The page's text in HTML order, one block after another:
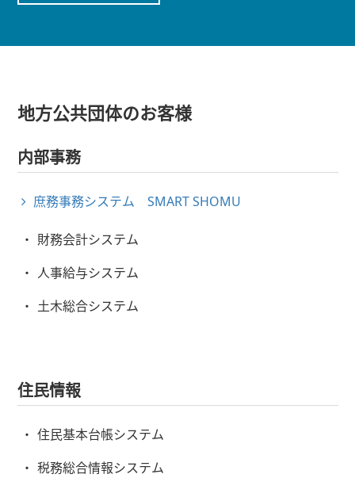
地方公共団体のお客様
内部事務
庶務事務システム SMART SHOMU
財務会計システム
人事給与システム
土木総合システム
住民情報
住民基本台帳システム
税務総合情報システム